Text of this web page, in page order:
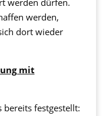
werden dürfen.
werden,
dort wieder
mit
bereits festgestellt: